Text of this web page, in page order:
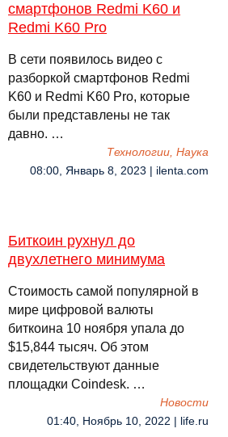
смартфонов Redmi K60 и
Redmi K60 Pro
В сети появилось видео с
разборкой смартфонов Redmi
K60 и Redmi K60 Pro, которые
были представлены не так
давно. …
Технологии, Наука
08:00, Январь 8, 2023 | ilenta.com
Биткоин рухнул до
двухлетнего минимума
Стоимость самой популярной в
мире цифровой валюты
биткоина 10 ноября упала до
$15,844 тысяч. Об этом
свидетельствуют данные
площадки Coindesk. …
Новости
01:40, Ноябрь 10, 2022 | life.ru